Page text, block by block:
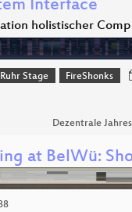
Interface
holistischer
Stage FireShonks
Dezentrale
at BelWü: